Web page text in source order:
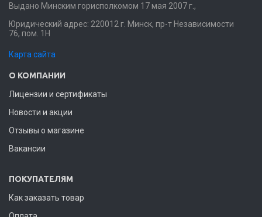
Выдано Минским горисполкомом 17 мая 2007 г.,
Юридический адрес: 220012 г. Минск, пр-т Независимости
76, пом. 1Н
Карта сайта
О КОМПАНИИ
Лицензии и сертификаты
Новости и акции
Отзывы о магазине
Вакансии
ПОКУПАТЕЛЯМ
Как заказать товар